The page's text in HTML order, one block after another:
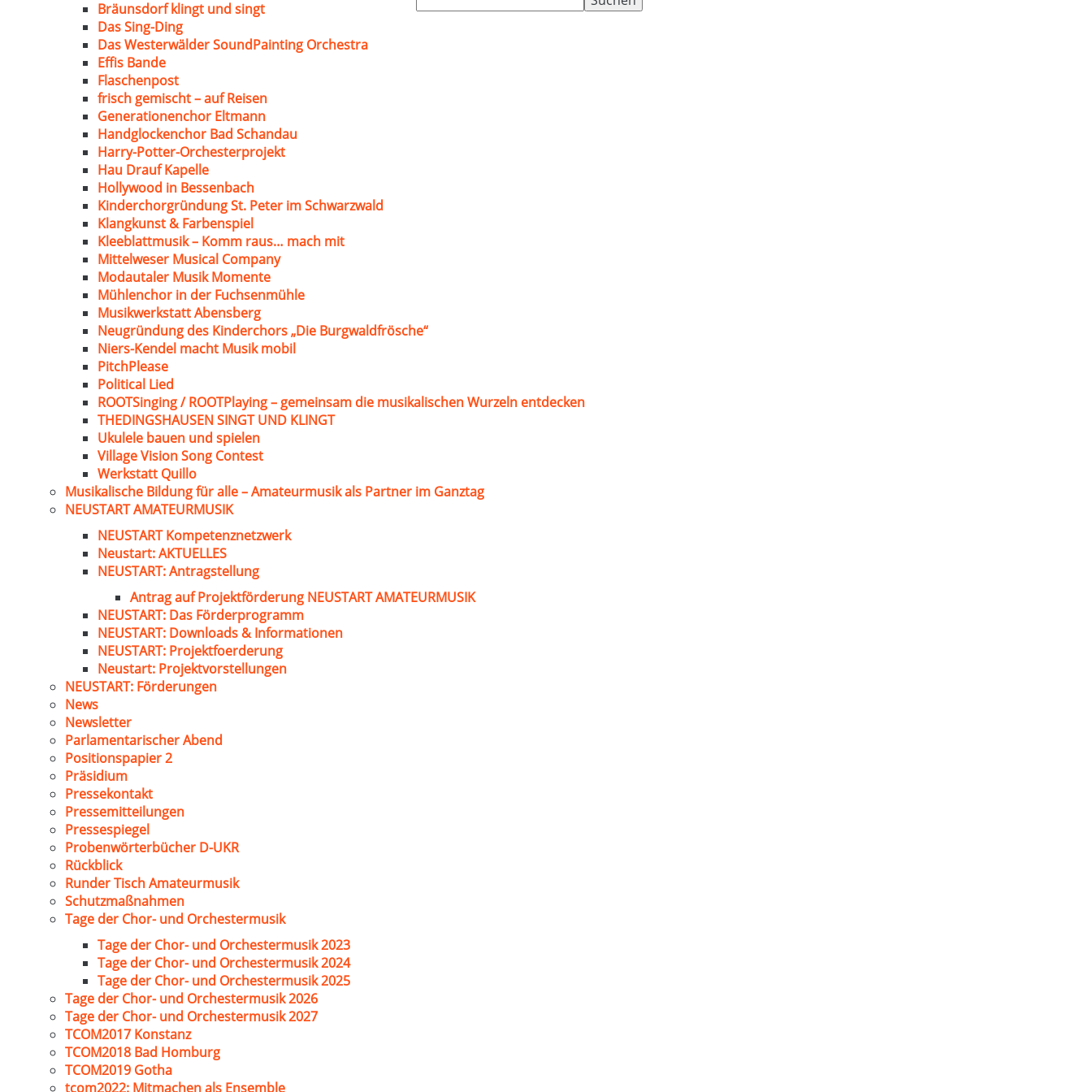
nach:
Bräunsdorf klingt und singt
Das Sing-Ding
Das Westerwälder SoundPainting Orchestra
Effis Bande
Flaschenpost
frisch gemischt – auf Reisen
Generationenchor Eltmann
Handglockenchor Bad Schandau
Harry-Potter-Orchesterprojekt
Hau Drauf Kapelle
Hollywood in Bessenbach
Kinderchorgründung St. Peter im Schwarzwald
Klangkunst & Farbenspiel
Kleeblattmusik – Komm raus… mach mit
Mittelweser Musical Company
Modautaler Musik Momente
Mühlenchor in der Fuchsenmühle
Musikwerkstatt Abensberg
Neugründung des Kinderchors „Die Burgwaldfrösche“
Niers-Kendel macht Musik mobil
PitchPlease
Political Lied
ROOTSinging / ROOTPlaying – gemeinsam die musikalischen Wurzeln entdecken
THEDINGSHAUSEN SINGT UND KLINGT
Ukulele bauen und spielen
Village Vision Song Contest
Werkstatt Quillo
Musikalische Bildung für alle – Amateurmusik als Partner im Ganztag
NEUSTART AMATEURMUSIK
NEUSTART Kompetenznetzwerk
Neustart: AKTUELLES
NEUSTART: Antragstellung
Antrag auf Projektförderung NEUSTART AMATEURMUSIK
NEUSTART: Das Förderprogramm
NEUSTART: Downloads & Informationen
NEUSTART: Projektfoerderung
Neustart: Projektvorstellungen
NEUSTART: Förderungen
News
Newsletter
Parlamentarischer Abend
Positionspapier 2
Präsidium
Pressekontakt
Pressemitteilungen
Pressespiegel
Probenwörterbücher D-UKR
Rückblick
Runder Tisch Amateurmusik
Schutzmaßnahmen
Tage der Chor- und Orchestermusik
Tage der Chor- und Orchestermusik 2023
Tage der Chor- und Orchestermusik 2024
Tage der Chor- und Orchestermusik 2025
Tage der Chor- und Orchestermusik 2026
Tage der Chor- und Orchestermusik 2027
TCOM2017 Konstanz
TCOM2018 Bad Homburg
TCOM2019 Gotha
tcom2022: Mitmachen als Ensemble